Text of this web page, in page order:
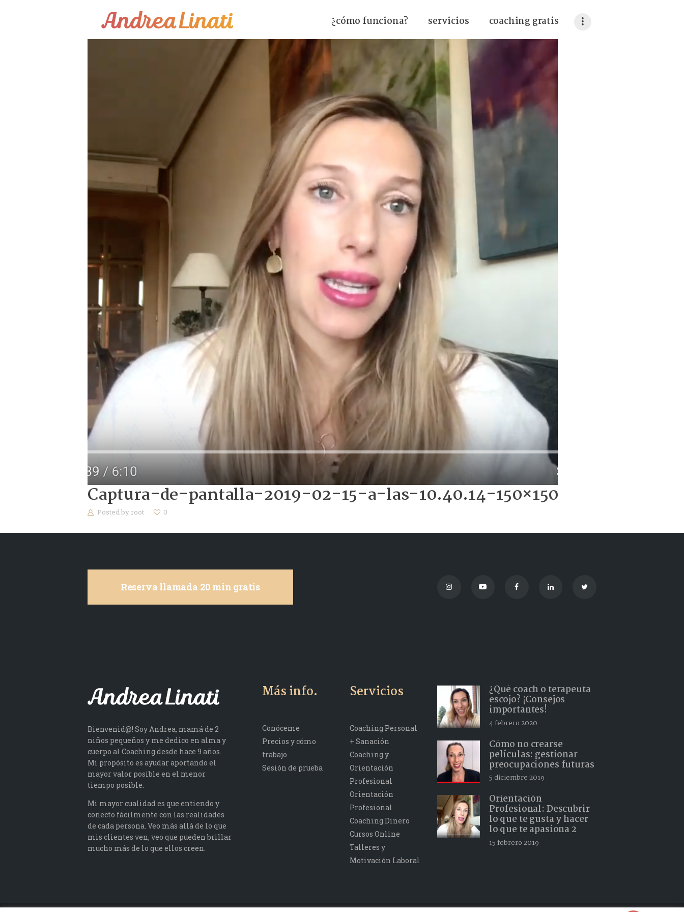
¿cómo funciona? servicios coaching gratis
¿Cómo funciona?
Servicios
Blog
Captura-de-pantalla-2019-02-15-a-las-10.40.14-150×150
Posted by root 0
Reserva llamada 20 min gratis
Bienvenid@! Soy Andrea, mamá de 2
niños pequeños y me dedico en alma y
cuerpo al Coaching desde hace 9 años.
Mi propósito es ayudar aportando el
mayor valor posible en el menor
tiempo posible.
Mi mayor cualidad es que entiendo y
conecto fácilmente con las realidades
de cada persona. Veo más allá de lo que
mis clientes ven, veo que pueden brillar
mucho más de lo que ellos creen.
Más info.
Conóceme
Precios y cómo
trabajo
Sesión de prueba
Servicios
Coaching Personal
+ Sanación
Coaching y
Orientación
Profesional
Orientación
Profesional
Coaching Dinero
Cursos Online
Talleres y
Motivación Laboral
¿Qué coach o terapeuta
escojo? ¡Consejos
importantes!
4 febrero 2020
Cómo no crearse
películas: gestionar
preocupaciones futuras
5 diciembre 2019
Orientación
Profesional: Descubrir
lo que te gusta y hacer
lo que te apasiona 2
15 febrero 2019